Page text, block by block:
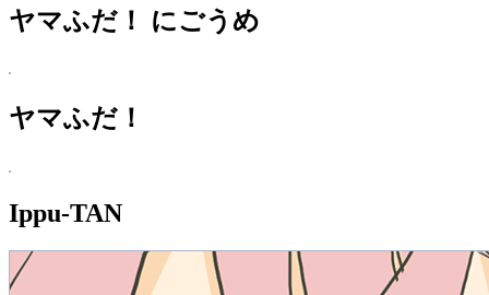
ヤマふだ！ にごうめ
ヤマふだ！
Ippu-TAN